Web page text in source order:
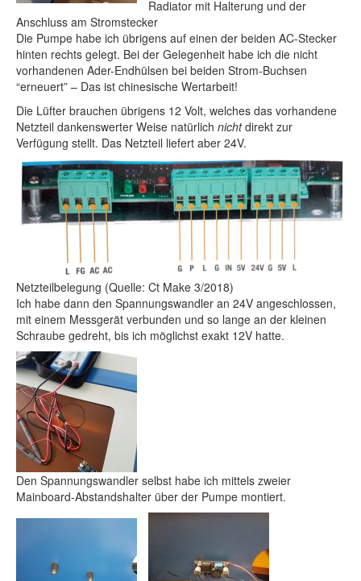
Radiator mit Halterung und der
Anschluss am Stromstecker
Die Pumpe habe ich übrigens auf einen der beiden AC-Stecker
hinten rechts gelegt. Bei der Gelegenheit habe ich die nicht
vorhandenen Ader-Endhülsen bei beiden Strom-Buchsen
“erneuert” – Das ist chinesische Wertarbeit!
Die Lüfter brauchen übrigens 12 Volt, welches das vorhandene
Netzteil dankenswerter Weise natürlich nichtdirekt zur
Verfügung stellt. Das Netzteil liefert aber 24V.
Netzteilbelegung (Quelle: Ct Make 3/2018)
Ich habe dann den Spannungswandler an 24V angeschlossen,
mit einem Messgerät verbunden und so lange an der kleinen
Schraube gedreht, bis ich möglichst exakt 12V hatte.
Den Spannungswandler selbst habe ich mittels zweier
Mainboard-Abstandshalter über der Pumpe montiert.